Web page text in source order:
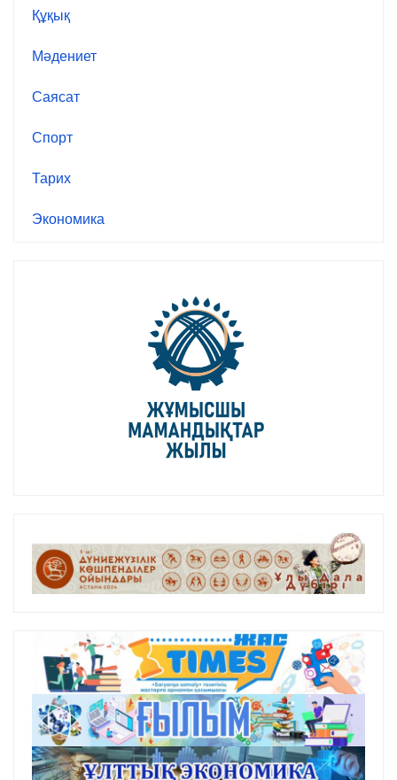
Құқық
Мәдениет
Саясат
Спорт
Тарих
Экономика